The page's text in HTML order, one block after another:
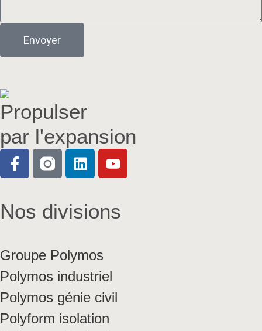
Envoyer
Propulser
par l'expansion
Nos divisions
Groupe Polymos
Polymos industriel
Polymos génie civil
Polyform isolation